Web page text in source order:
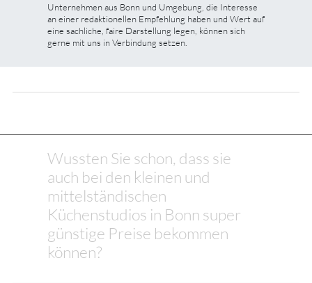
Unternehmen aus Bonn und Umgebung, die Interesse
an einer redaktionellen Empfehlung haben und Wert auf
eine sachliche, faire Darstellung legen, können sich
gerne mit uns in Verbindung setzen.
Wussten Sie schon, dass sie
auch bei den kleinen und
mittelständischen
Küchenstudios in Bonn super
günstige Preise bekommen
können?